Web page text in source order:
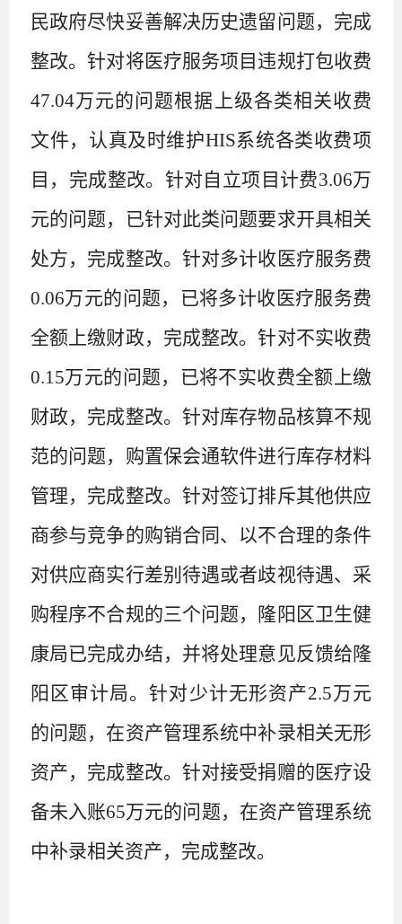
民政府尽快妥善解决历史遗留问题，完成
整改。针对将医疗服务项目违规打包收费
47.04万元的问题根据上级各类相关收费
文件，认真及时维护HIS系统各类收费项
目，完成整改。针对自立项目计费3.06万
元的问题，已针对此类问题要求开具相关
处方，完成整改。针对多计收医疗服务费
0.06万元的问题，已将多计收医疗服务费
全额上缴财政，完成整改。针对不实收费
0.15万元的问题，已将不实收费全额上缴
财政，完成整改。针对库存物品核算不规
范的问题，购置保会通软件进行库存材料
管理，完成整改。针对签订排斥其他供应
商参与竞争的购销合同、 以不合理的条件
对供应商实行差别待遇或者歧视待遇、 采
购程序不合规的三个问题，
隆阳区卫生健
康局已完成办结，并将处理意见反馈给隆
阳区审计局。针对少计无形资产2.5万元
的问题，在资产管理系统中补录相关无形
资产，完成整改。针对接受捐赠的医疗设
备未入账65万元的问题，在资产管理系统
中补录相关资产，完成整改。